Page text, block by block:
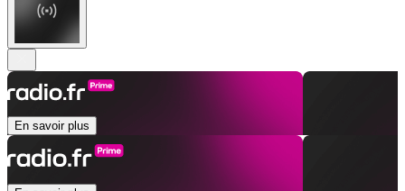
En savoir plus